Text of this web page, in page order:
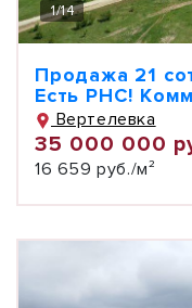
1/14
Продажа 21
Есть РНС!
Вертелевка
35 000 000
16 659 руб./м²